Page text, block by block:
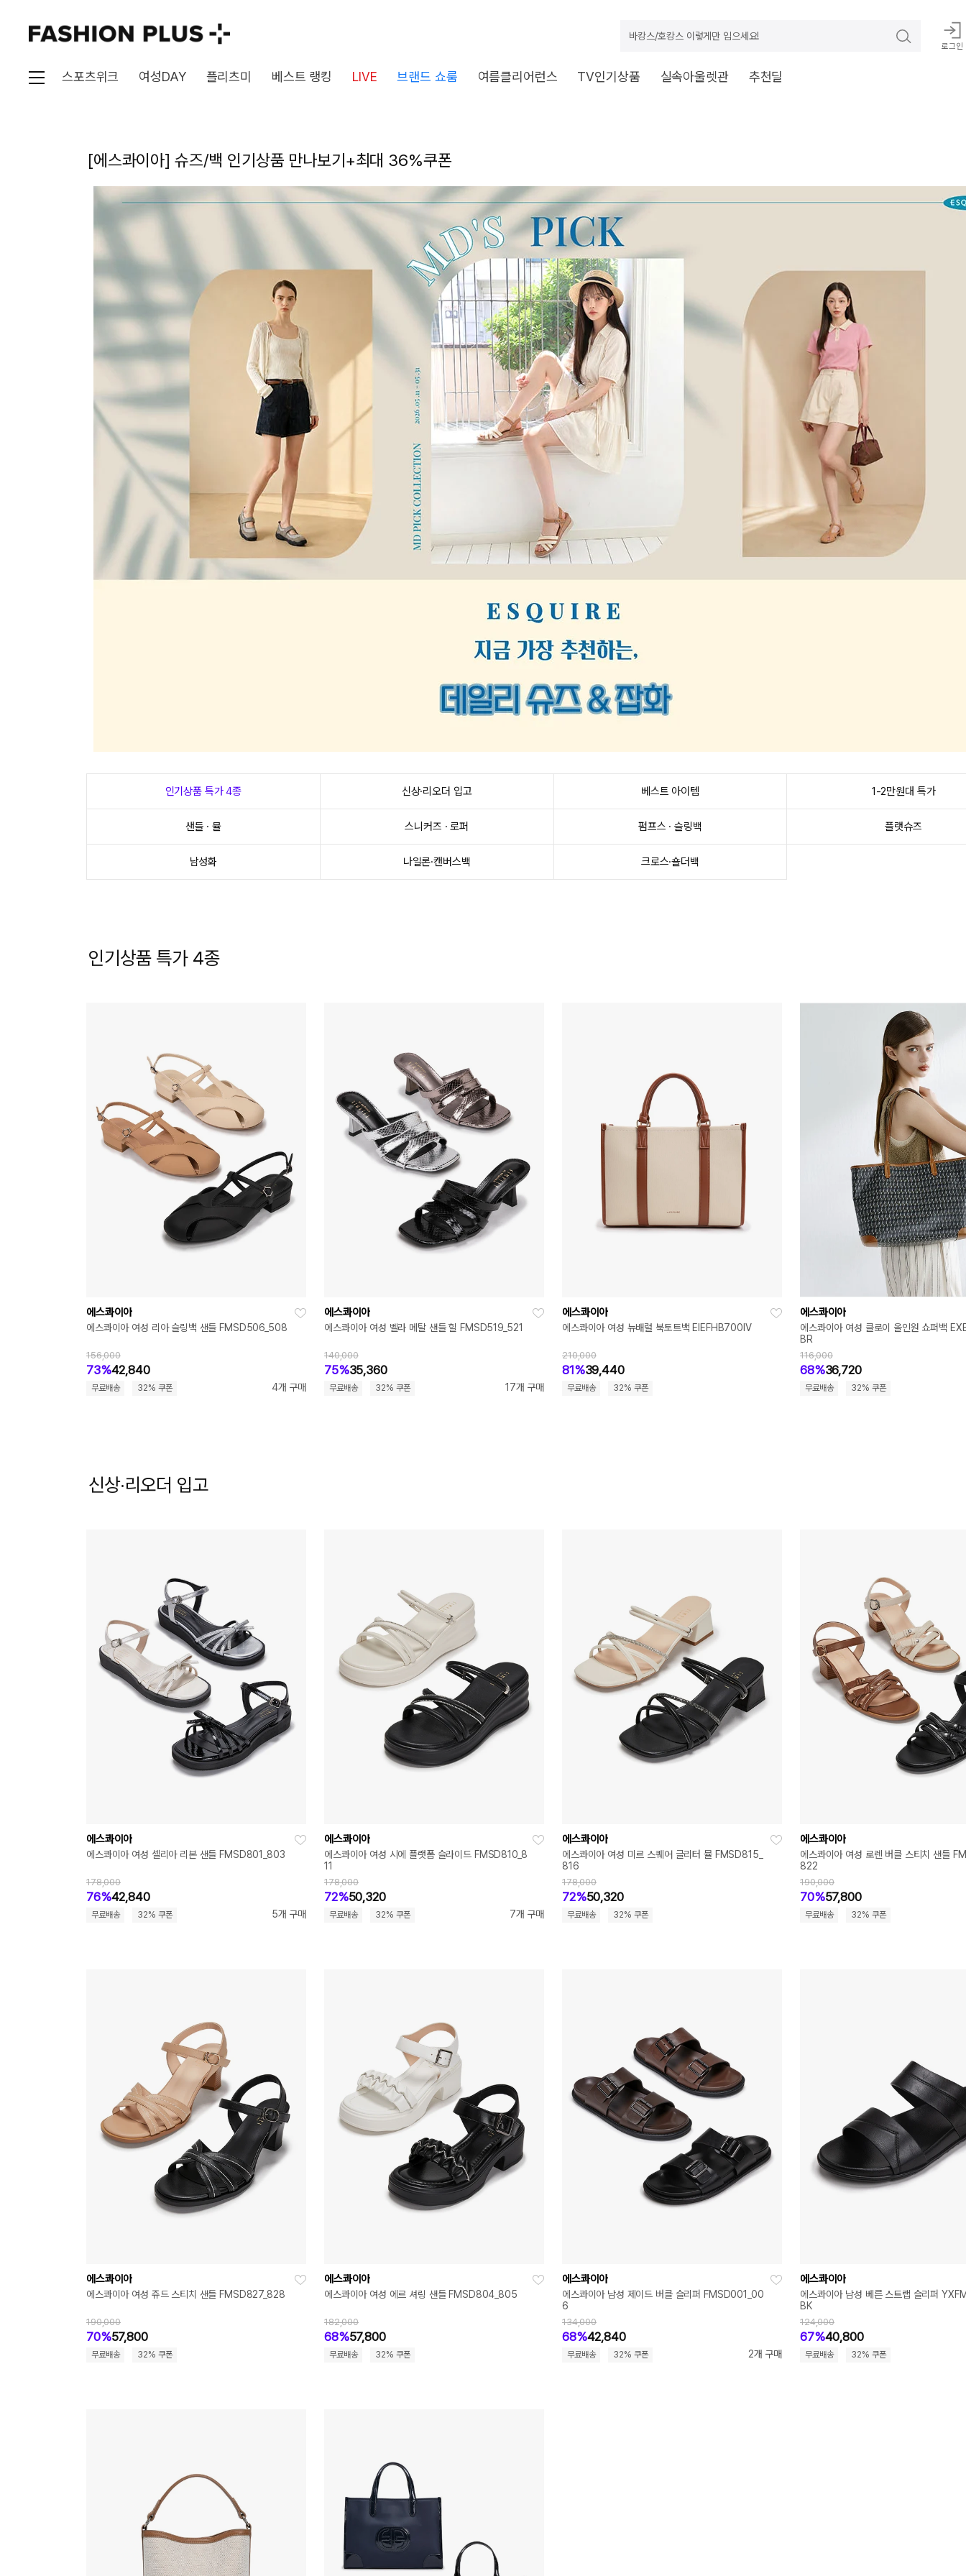
바캉스/호캉스 이렇게만 입으세요!
로그인
스포츠위크 여성DAY 플리츠미 베스트 랭킹 LIVE 브랜드 쇼룸 여름클리어런스 TV인기상품 실속아울렛관 추천딜
[에스콰이아] 슈즈/백 인기상품 만나보기+최대 36%쿠폰
인기상품 특가 4종 신상·리오더 입고 베스트 아이템 1-2만원대 특가
샌들 · 뮬 스니커즈 · 로퍼 펌프스 · 슬링백 플랫슈즈
남성화 나일론·캔버스백 크로스·숄더백
인기상품 특가 4종
에스콰이아
에스콰이아 여성 리아 슬링백 샌들 FMSD506_508
156,000
73%42,840
무료배송 32% 쿠폰 4개 구매
에스콰이아
에스콰이아 여성 벨라 메탈 샌들 힐 FMSD519_521
140,000
75%35,360
무료배송 32% 쿠폰 17개 구매
에스콰이아
에스콰이아 여성 뉴배럴 북토트백 EIEFHB700IV
210,000
81%39,440
무료배송 32% 쿠폰
에스콰이아
에스콰이아 여성 클로이 올인원 쇼퍼백
BR
116,000
68%36,720
무료배송 32% 쿠폰
신상·리오더 입고
에스콰이아
에스콰이아 여성 셀리아 리본 샌들 FMSD801_803
178,000
76%42,840
무료배송 32% 쿠폰 5개 구매
에스콰이아
에스콰이아 여성 시에 플랫폼 슬라이드 FMSD810_8
11
178,000
72%50,320
무료배송 32% 쿠폰 7개 구매
에스콰이아
에스콰이아 여성 미르 스퀘어 글리터 뮬 FMSD815_
816
178,000
72%50,320
무료배송 32% 쿠폰
에스콰이아
에스콰이아 여성 로렌 버클 스티치 샌들
822
190,000
70%57,800
무료배송 32% 쿠폰
에스콰이아
에스콰이아 여성 쥬드 스티치 샌들 FMSD827_828
190,000
70%57,800
무료배송 32% 쿠폰
에스콰이아
에스콰이아 여성 에르 셔링 샌들 FMSD804_805
182,000
68%57,800
무료배송 32% 쿠폰
에스콰이아
에스콰이아 남성 제이드 버클 슬리퍼 FMSD001_00
6
134,000
68%42,840
무료배송 32% 쿠폰 2개 구매
에스콰이아
에스콰이아 남성 베른 스트랩 슬리퍼
BK
124,000
67%40,800
무료배송 32% 쿠폰